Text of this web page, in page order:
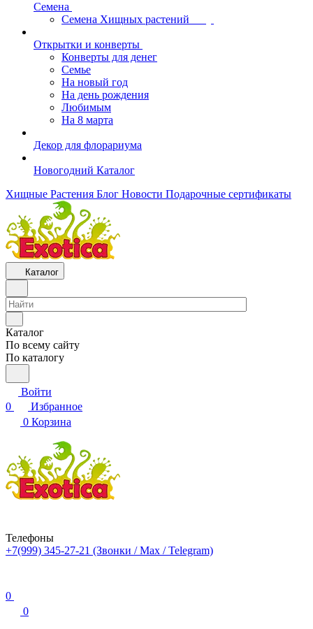
Семена
Семена Хищных растений
Открытки и конверты
Конверты для денег
Семье
На новый год
На день рождения
Любимым
На 8 марта
Декор для флорариума
Новогодний Каталог
Хищные Растения Блог Новости Подарочные сертификаты
Каталог
Каталог
По всему сайту
По каталогу
Войти
0
Избранное
0 Корзина
Телефоны
+7(999) 345-27-21 (Звонки / Max / Telegram)
0
0